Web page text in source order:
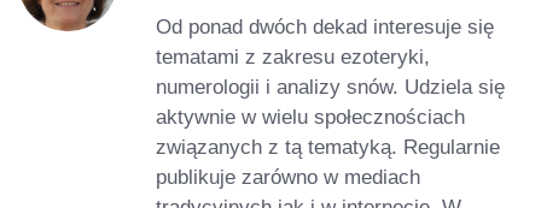
Od ponad dwóch dekad interesuje się
tematami z zakresu ezoteryki,
numerologii i analizy snów. Udziela się
aktywnie w wielu społecznościach
związanych z tą tematyką. Regularnie
publikuje zarówno w mediach